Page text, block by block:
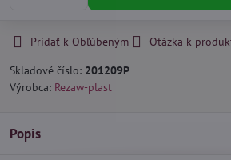
Pridať k Obľúbeným Otázka k
Skladové číslo: 201209P
Výrobca: Rezaw-plast
Popis